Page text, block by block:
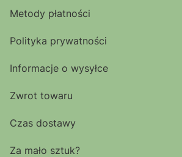
Metody płatności
Polityka prywatności
Informacje o wysyłce
Zwrot towaru
Czas dostawy
Za mało sztuk?